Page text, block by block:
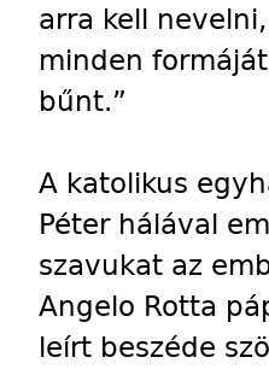
arra kell
minden
bűnt.”
A katolikus
Péter hálával
szavukat az
Angelo Rotta
leírt beszéde